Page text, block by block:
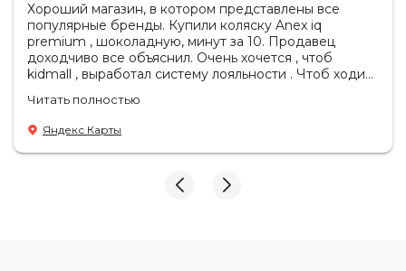
Хороший магазин, в котором представлены все
популярные бренды. Купили коляску Anex iq
premium , шоколадную, минут за 10. Продавец
доходчиво все объяснил. Очень хочется , чтоб
kidmall , выработал систему лояльности . Чтоб ходить
Читать полностью
Яндекс Карты